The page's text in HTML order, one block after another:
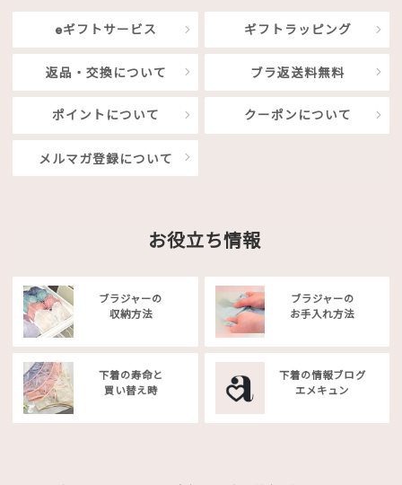
eギフトサービス ギフトラッピング
返品・交換について ブラ返送料無料
ポイントについて クーポンについて
メルマガ登録について
お役立ち情報
ブラジャーの
収納方法
ブラジャーの
お手入れ方法
下着の寿命と
買い替え時
下着の情報ブログ
エメキュン